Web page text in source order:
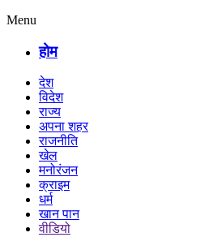
Menu
होम
देश
विदेश
राज्य
अपना शहर
राजनीति
खेल
मनोरंजन
क्राइम
धर्म
खान पान
वीडियो